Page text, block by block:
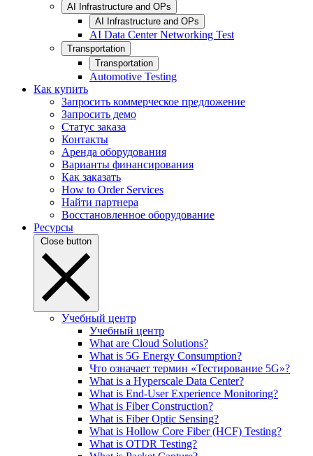
AI Infrastructure and OPs
AI Infrastructure and OPs
AI Data Center Networking Test
Transportation
Transportation
Automotive Testing
Как купить
Запросить коммерческое предложение
Запросить демо
Статус заказа
Контакты
Аренда оборудования
Варианты финансирования
Как заказать
How to Order Services
Найти партнера
Восстановленное оборудование
Ресурсы
Close button
Учебный центр
Учебный центр
What are Cloud Solutions?
What is 5G Energy Consumption?
Что означает термин «Тестирование 5G»?
What is a Hyperscale Data Center?
What is End-User Experience Monitoring?
What is Fiber Construction?
What is Fiber Optic Sensing?
What is Hollow Core Fiber (HCF) Testing?
What is OTDR Testing?